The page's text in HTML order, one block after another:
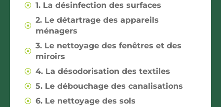
1. La désinfection des surfaces
2. Le détartrage des appareils
ménagers
3. Le nettoyage des fenêtres et des
miroirs
4. La désodorisation des textiles
5. Le débouchage des canalisations
6. Le nettoyage des sols